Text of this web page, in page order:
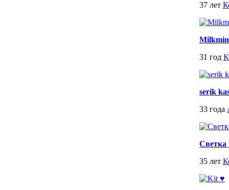
37 лет
31 год
serik
33 года
35 лет